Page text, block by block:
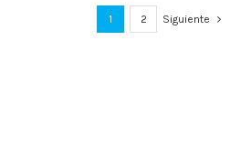
1 2 Siguiente